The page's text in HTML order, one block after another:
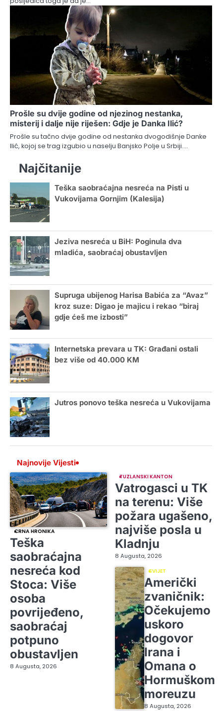
Prošle su dvije godine od njezinog nestanka,
misterij i dalje nije riješen: Gdje je Danka Ilić?
Prošle su tačno dvije godine od nestanka dvogodišnje Danke
Ilić, kojoj se trag izgubio u naselju Banjsko Polje u Srbiji.…
Najčitanije
Teška saobraćajna nesreća na Pisti u
Vukovijama Gornjim (Kalesija)
Jeziva nesreća u BiH: Poginula dva
mladića, saobraćaj obustavljen
Supruga ubijenog Harisa Babića za “Avaz”
kroz suze: Digao je majicu i rekao “biraj
gdje ćeš me izbosti”
Internetska prevara u TK: Građani ostali
bez više od 40.000 KM
Jutros ponovo teška nesreća u Vukovijama
Najnovije Vijesti
CRNA HRONIKA
Teška
saobraćajna
nesreća kod
Stoca: Više
osoba
povrijeđeno,
saobraćaj
potpuno
obustavljen
8 Augusta, 2026
TUZLANSKI KANTON
Vatrogasci u TK
na terenu: Više
požara ugašeno,
najviše posla u
Kladnju
8 Augusta, 2026
SVIJET
Američki
zvaničnik:
Očekujemo
uskoro
dogovor
Irana i
Omana o
Hormuškom
moreuzu
8 Augusta, 2026